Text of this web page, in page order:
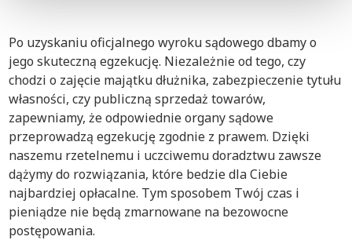
Po uzyskaniu oficjalnego wyroku sądowego dbamy o
jego skuteczną egzekucję. Niezależnie od tego, czy
chodzi o zajęcie majątku dłużnika, zabezpieczenie tytułu
własności, czy publiczną sprzedaż towarów,
zapewniamy, że odpowiednie organy sądowe
przeprowadzą egzekucję zgodnie z prawem. Dzięki
naszemu rzetelnemu i uczciwemu doradztwu zawsze
dążymy do rozwiązania, które bedzie dla Ciebie
najbardziej opłacalne. Tym sposobem Twój czas i
pieniądze nie będą zmarnowane na bezowocne
postępowania.